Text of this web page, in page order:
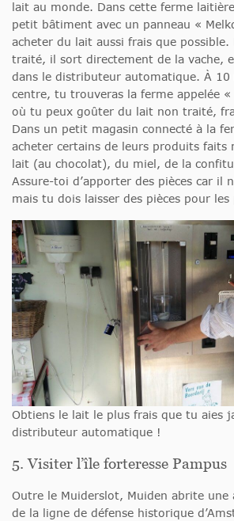
lait au monde. Dans cette ferme
petit bâtiment avec un panneau «
acheter du lait aussi frais que possible.
traité, il sort directement de la vache,
dans le distributeur automatique. À 10
centre, tu trouveras la ferme appelée «
où tu peux goûter du lait non traité,
Dans un petit magasin connecté à la
acheter certains de leurs produits faits
lait (au chocolat), du miel, de la
Assure-toi d’apporter des pièces car il
mais tu dois laisser des pièces pour
Obtiens le lait le plus frais que tu aies
distributeur automatique !
5. Visiter l’île forteresse Pampus
Outre le Muiderslot, Muiden abrite
de la ligne de défense historique